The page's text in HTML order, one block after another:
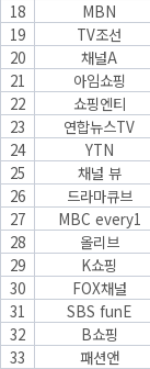
18
MBN
19
TV조선
20
채널A
21
아임쇼핑
22
쇼핑엔티
23
연합뉴스TV
24
YTN
25
채널 뷰
26
드라마큐브
27
MBC every1
28
올리브
29
K쇼핑
30
FOX채널
31
SBS funE
32
B쇼핑
33
패션앤